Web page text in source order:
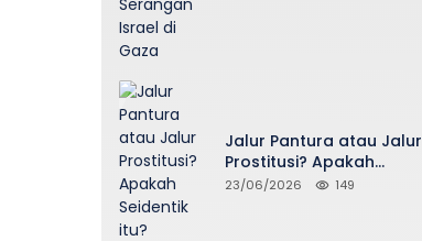
Jalur Pantura atau Jalur
Prostitusi? Apakah
Seidentik itu?
23/06/2026 149